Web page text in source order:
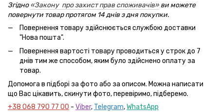
Згідно«Закону про захист прав споживачів» ви можете
повернути товар протягом 14 днів з дня покупки.
Повернення товару здійснюється службою доставки
"Нова пошта".
Повернення вартості товару проводиться у строк до 7
днів тим же способом, яким було здійснено оплату за
товар.
Допомога в підборі за фото або за описом. Можна написати
що Вас цікавить, скинути фото, перевіримо, підберемо.
+38 068 790 77 00 - Viber, Telegram,WhatsApp